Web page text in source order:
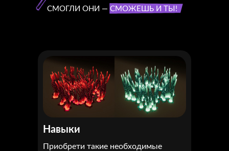
СМОГЛИ ОНИ — СМОЖЕШЬ И ТЫ!
Приобрети такие необходимые
Навыки